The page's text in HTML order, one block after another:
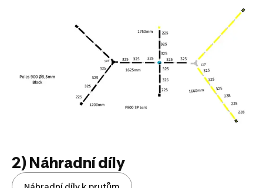
2) Náhradní díly